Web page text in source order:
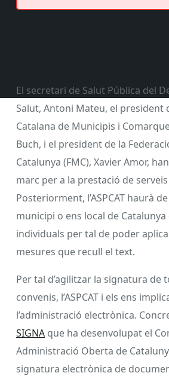
El secretari de Salut Pública del
Salut, Antoni Mateu, el president
Catalana de Municipis i
Buch, i el president de la
Catalunya (FMC), Xavier Amor,
marc per a la prestació de
Posteriorment, l’ASPCAT haurà
municipi o ens local de Catalunya
individuals per tal de poder
mesures que recull el text.
Per tal d’agilitzar la signatura de
convenis, l’ASPCAT i els ens
l’administració electrònica.
SIGNA que ha desenvolupat el
Administració Oberta de
signatura electrònica de